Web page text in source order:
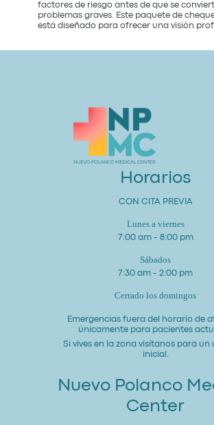
factores de riesgo antes de que se
problemas graves. Este paquete de
está diseñado para ofrecer una visión
Horarios
CON CITA PREVIA
Lunes a viernes
7:00 am - 8:00 pm
Sábados
7:30 am - 2:00 pm
Cerrado los domingos
Emergencias fuera del horario de
únicamente para pacientes
Si vives en la zona visítanos para un
inicial.
Nuevo Polanco
Center